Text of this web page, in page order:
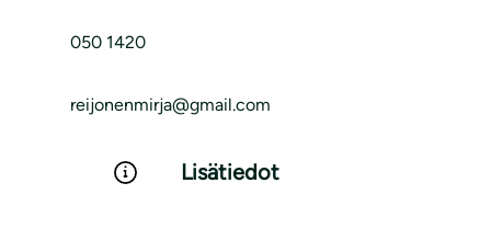
050 1420
reijonenmirja@gmail.com
Lisätiedot